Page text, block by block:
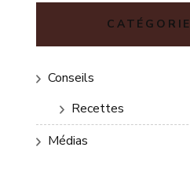
Conseils
Recettes
Médias